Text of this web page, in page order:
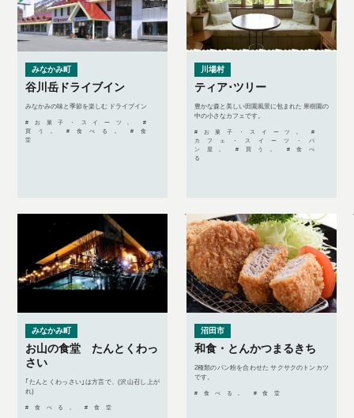
みなかみ町
谷川岳ドライブイン
みなかみの味と季節を楽しむ ドライブイン
#お菓子・スイーツ, #
買う, #食べる, #食
堂
川場村
ティア･ツリー
豊かな森と美しい田園風景に包まれた 果樹園の
中の小さなカフェです。
#お菓子・スイーツ, #
カフェ・スイーツ・パ
ン屋, #買う, #食べ
る
みなかみ町
お山の食堂 たんとくわっ
さい
｢たんとくわっさい｣は方言で、(沢山召し上が
れ)
#食べる, #食堂
沼田市
和食・とんかつまるきち
2種類のパン粉を合わせた サクサクのトンカツ
です。
#食べる, #食堂